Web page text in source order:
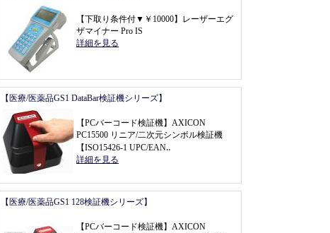
【下取り条件付▼￥ 10000】 レーザーエグ
ザマイナー Pro IS
詳細を見る
【医療/医薬品GS1 DataBar検証機シリーズ】
【PCバーコード検証機】 AXICON
PC15500 リニア/二次元シンボル検証機
【ISO15426-1 UPC/EAN‥
詳細を見る
【医療/医薬品GS1 128検証機シリーズ】
【PCバーコード検証機】 AXICON